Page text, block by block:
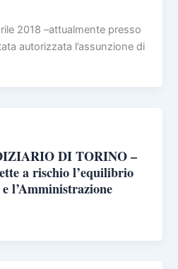
2018 –attualmente presso
autorizzata l’assunzione di
DI TORINO –
a rischio l’equilibrio
l’Amministrazione